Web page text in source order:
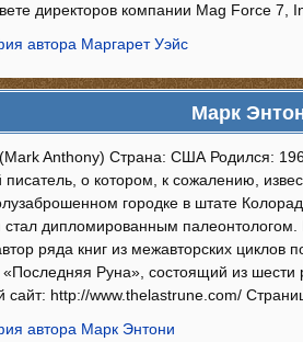
директоров компании Mag Force 7,
автора Маргарет Уэйс
Марк
Anthony) Страна: США Родился:
писатель, о котором, к сожалению,
городке в штате
стал дипломированным
ряда книг из межавторских
«Последняя Руна», состоящий из
http://www.thelastrune.com/
автора Марк Энтони